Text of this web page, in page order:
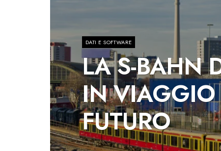
DATI E SOFTWARE
LA S-BAHN
IN VIAGGIO
FUTURO